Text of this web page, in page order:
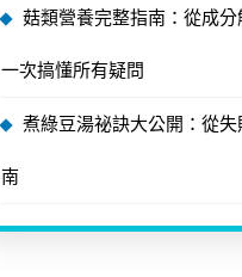
菇類營養完整指南：從成分
一次搞懂所有疑問
煮綠豆湯祕訣大公開：從
南